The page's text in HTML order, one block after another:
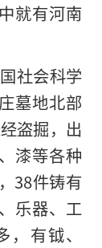
就有河南
社会科学
墓地北部
盗掘，出
漆等各种
38件铸有
乐器、工
有钺、